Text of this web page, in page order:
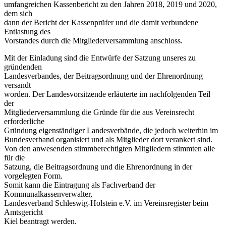
umfangreichen Kassenbericht zu den Jahren 2018, 2019 und 2020,
dem sich
dann der Bericht der Kassenprüfer und die damit verbundene
Entlastung des
Vorstandes durch die Mitgliederversammlung anschloss.
Mit der Einladung sind die Entwürfe der Satzung unseres zu
gründenden
Landesverbandes, der Beitragsordnung und der Ehrenordnung
versandt
worden. Der Landesvorsitzende erläuterte im nachfolgenden Teil
der
Mitgliederversammlung die Gründe für die aus Vereinsrecht
erforderliche
Gründung eigenständiger Landesverbände, die jedoch weiterhin im
Bundesverband organisiert und als Mitglieder dort verankert sind.
Von den anwesenden stimmberechtigten Mitgliedern stimmten alle
für die
Satzung, die Beitragsordnung und die Ehrenordnung in der
vorgelegten Form.
Somit kann die Eintragung als Fachverband der
Kommunalkassenverwalter,
Landesverband Schleswig-Holstein e.V. im Vereinsregister beim
Amtsgericht
Kiel beantragt werden.